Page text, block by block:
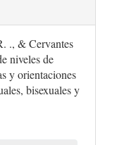
., & Cervantes
niveles de
y orientaciones
bisexuales y